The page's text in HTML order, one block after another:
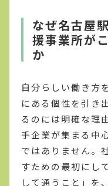
なぜ名古屋
援事業所が
か
自分らしい働き方
にある個性を引き
るのには明確な理
手企業が集まる中
ではありません。
すための最初にし
して通うこと」を